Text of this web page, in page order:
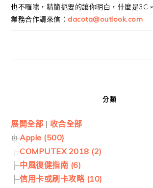
也不囉嗦，精簡扼要的讓你明白，什麼是3C。
業務合作請來信： dacota@outlook.com
分類
展開全部 | 收合全部
Apple (500)
COMPUTEX 2018 (2)
中風復健指南 (6)
信用卡或刷卡攻略 (10)